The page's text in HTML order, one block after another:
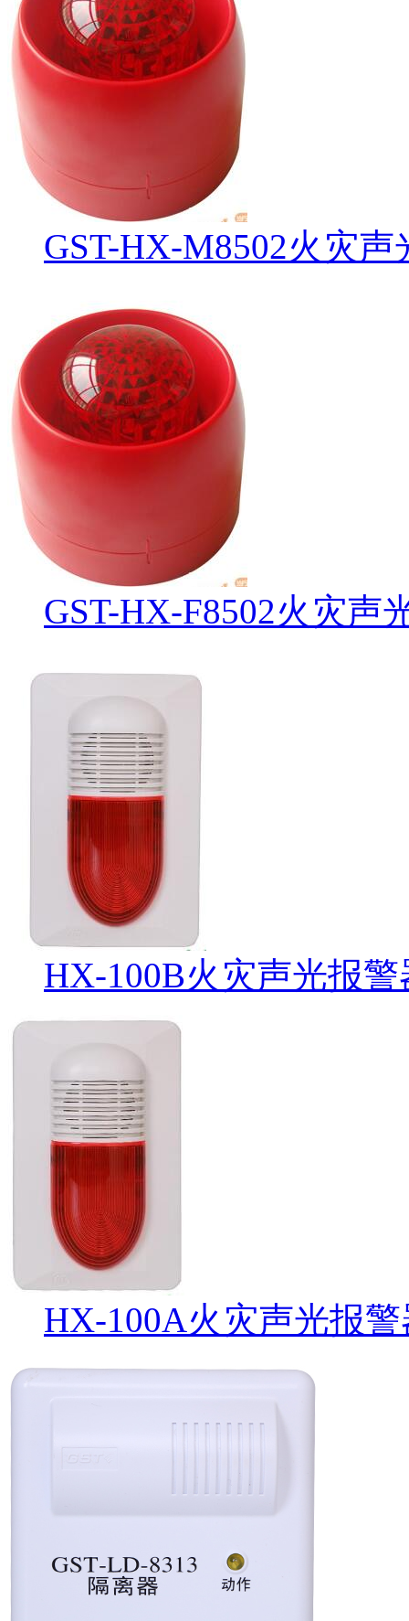
GST-HX-M8502火灾
GST-HX-F8502火灾声
HX-100B火灾声光报
HX-100A火灾声光报